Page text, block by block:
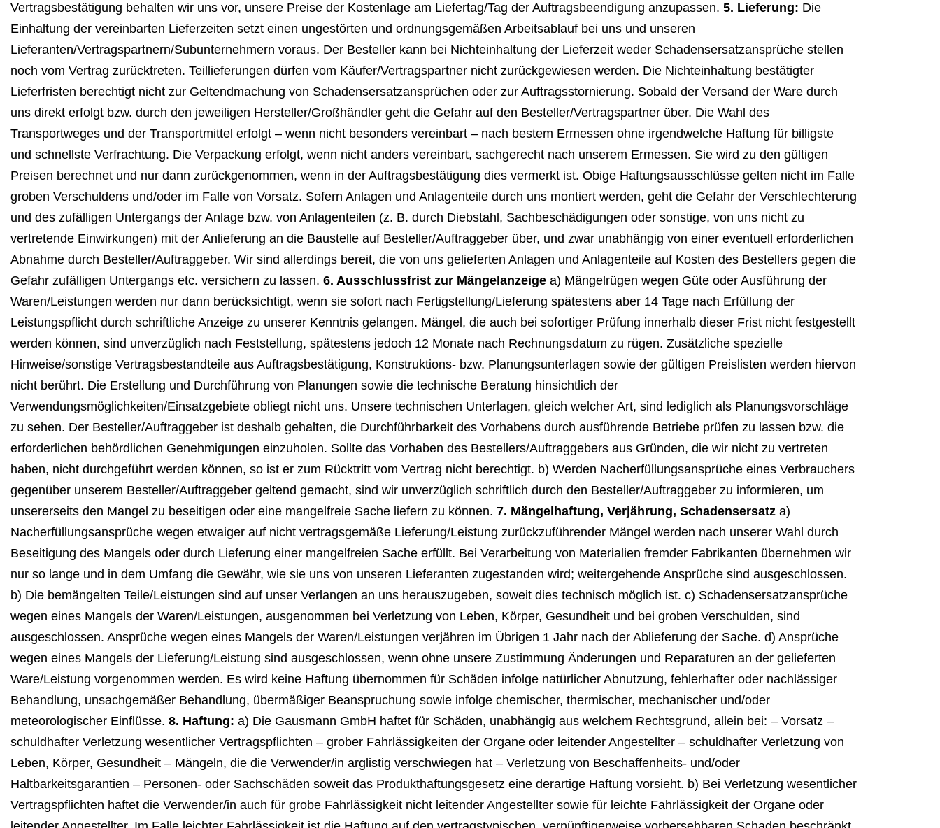
Vertragsbestätigung behalten wir uns vor, unsere Preise der Kostenlage am Liefertag/Tag der Auftragsbeendigung anzupassen. 5. Lieferung: Die
Einhaltung der vereinbarten Lieferzeiten setzt einen ungestörten und ordnungsgemäßen Arbeitsablauf bei uns und unseren
Lieferanten/Vertragspartnern/Subunternehmern voraus. Der Besteller kann bei Nichteinhaltung der Lieferzeit weder Schadensersatzansprüche stellen
noch vom Vertrag zurücktreten. Teillieferungen dürfen vom Käufer/Vertragspartner nicht zurückgewiesen werden. Die Nichteinhaltung bestätigter
Lieferfristen berechtigt nicht zur Geltendmachung von Schadensersatzansprüchen oder zur Auftragsstornierung. Sobald der Versand der Ware durch
uns direkt erfolgt bzw. durch den jeweiligen Hersteller/Großhändler geht die Gefahr auf den Besteller/Vertragspartner über. Die Wahl des
Transportweges und der Transportmittel erfolgt – wenn nicht besonders vereinbart – nach bestem Ermessen ohne irgendwelche Haftung für billigste
und schnellste Verfrachtung. Die Verpackung erfolgt, wenn nicht anders vereinbart, sachgerecht nach unserem Ermessen. Sie wird zu den gültigen
Preisen berechnet und nur dann zurückgenommen, wenn in der Auftragsbestätigung dies vermerkt ist. Obige Haftungsausschlüsse gelten nicht im Falle
groben Verschuldens und/oder im Falle von Vorsatz. Sofern Anlagen und Anlagenteile durch uns montiert werden, geht die Gefahr der Verschlechterung
und des zufälligen Untergangs der Anlage bzw. von Anlagenteilen (z. B. durch Diebstahl, Sachbeschädigungen oder sonstige, von uns nicht zu
vertretende Einwirkungen) mit der Anlieferung an die Baustelle auf Besteller/Auftraggeber über, und zwar unabhängig von einer eventuell erforderlichen
Abnahme durch Besteller/Auftraggeber. Wir sind allerdings bereit, die von uns gelieferten Anlagen und Anlagenteile auf Kosten des Bestellers gegen die
Gefahr zufälligen Untergangs etc. versichern zu lassen. 6. Ausschlussfrist zur Mängelanzeige a) Mängelrügen wegen Güte oder Ausführung der
Waren/Leistungen werden nur dann berücksichtigt, wenn sie sofort nach Fertigstellung/Lieferung spätestens aber 14 Tage nach Erfüllung der
Leistungspflicht durch schriftliche Anzeige zu unserer Kenntnis gelangen. Mängel, die auch bei sofortiger Prüfung innerhalb dieser Frist nicht festgestellt
werden können, sind unverzüglich nach Feststellung, spätestens jedoch 12 Monate nach Rechnungsdatum zu rügen. Zusätzliche spezielle
Hinweise/sonstige Vertragsbestandteile aus Auftragsbestätigung, Konstruktions- bzw. Planungsunterlagen sowie der gültigen Preislisten werden hiervon
nicht berührt. Die Erstellung und Durchführung von Planungen sowie die technische Beratung hinsichtlich der
Verwendungsmöglichkeiten/Einsatzgebiete obliegt nicht uns. Unsere technischen Unterlagen, gleich welcher Art, sind lediglich als Planungsvorschläge
zu sehen. Der Besteller/Auftraggeber ist deshalb gehalten, die Durchführbarkeit des Vorhabens durch ausführende Betriebe prüfen zu lassen bzw. die
erforderlichen behördlichen Genehmigungen einzuholen. Sollte das Vorhaben des Bestellers/Auftraggebers aus Gründen, die wir nicht zu vertreten
haben, nicht durchgeführt werden können, so ist er zum Rücktritt vom Vertrag nicht berechtigt. b) Werden Nacherfüllungsansprüche eines Verbrauchers
gegenüber unserem Besteller/Auftraggeber geltend gemacht, sind wir unverzüglich schriftlich durch den Besteller/Auftraggeber zu informieren, um
unsererseits den Mangel zu beseitigen oder eine mangelfreie Sache liefern zu können. 7. Mängelhaftung, Verjährung, Schadensersatz a)
Nacherfüllungsansprüche wegen etwaiger auf nicht vertragsgemäße Lieferung/Leistung zurückzuführender Mängel werden nach unserer Wahl durch
Beseitigung des Mangels oder durch Lieferung einer mangelfreien Sache erfüllt. Bei Verarbeitung von Materialien fremder Fabrikanten übernehmen wir
nur so lange und in dem Umfang die Gewähr, wie sie uns von unseren Lieferanten zugestanden wird; weitergehende Ansprüche sind ausgeschlossen.
b) Die bemängelten Teile/Leistungen sind auf unser Verlangen an uns herauszugeben, soweit dies technisch möglich ist. c) Schadensersatzansprüche
wegen eines Mangels der Waren/Leistungen, ausgenommen bei Verletzung von Leben, Körper, Gesundheit und bei groben Verschulden, sind
ausgeschlossen. Ansprüche wegen eines Mangels der Waren/Leistungen verjähren im Übrigen 1 Jahr nach der Ablieferung der Sache. d) Ansprüche
wegen eines Mangels der Lieferung/Leistung sind ausgeschlossen, wenn ohne unsere Zustimmung Änderungen und Reparaturen an der gelieferten
Ware/Leistung vorgenommen werden. Es wird keine Haftung übernommen für Schäden infolge natürlicher Abnutzung, fehlerhafter oder nachlässiger
Behandlung, unsachgemäßer Behandlung, übermäßiger Beanspruchung sowie infolge chemischer, thermischer, mechanischer und/oder
meteorologischer Einflüsse. 8. Haftung: a) Die Gausmann GmbH haftet für Schäden, unabhängig aus welchem Rechtsgrund, allein bei: – Vorsatz –
schuldhafter Verletzung wesentlicher Vertragspflichten – grober Fahrlässigkeiten der Organe oder leitender Angestellter – schuldhafter Verletzung von
Leben, Körper, Gesundheit – Mängeln, die die Verwender/in arglistig verschwiegen hat – Verletzung von Beschaffenheits- und/oder
Haltbarkeitsgarantien – Personen- oder Sachschäden soweit das Produkthaftungsgesetz eine derartige Haftung vorsieht. b) Bei Verletzung wesentlicher
Vertragspflichten haftet die Verwender/in auch für grobe Fahrlässigkeit nicht leitender Angestellter sowie für leichte Fahrlässigkeit der Organe oder